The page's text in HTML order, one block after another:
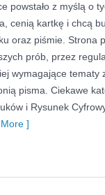
powstało z myślą o
cenią kartkę i chcą
oraz piśmie. Strona
prób, przez
wymagające tematy
pisma. Ciekawe
i Rysunek
]